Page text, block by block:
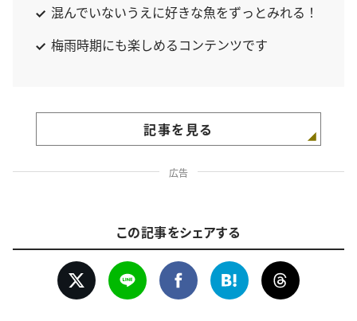
混んでいないうえに好きな魚をずっとみれる！
梅雨時期にも楽しめるコンテンツです
記事を見る
広告
この記事をシェアする